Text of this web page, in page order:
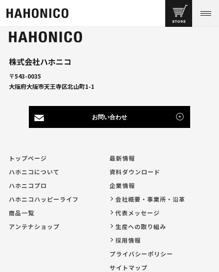
株式会社ハホニコ
〒543-0035
大阪府大阪市天王寺区北山町1-1
お問い合わせ
トップページ
ハホニコについて
ハホニコプロ
ハホニコハッピーライフ
商品一覧
アンテナショップ
最新情報
資料ダウンロード
企業情報
会社概要・事業所・沿革
代表メッセージ
生産への取り組み
採用情報
プライバシーポリシー
サイトマップ